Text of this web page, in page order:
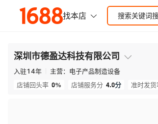
深圳市德盈达科技有限公司
入驻14年 主营： 电子产品制造设备
店铺回头率 0% 店铺服务分 4.0分 准时发货